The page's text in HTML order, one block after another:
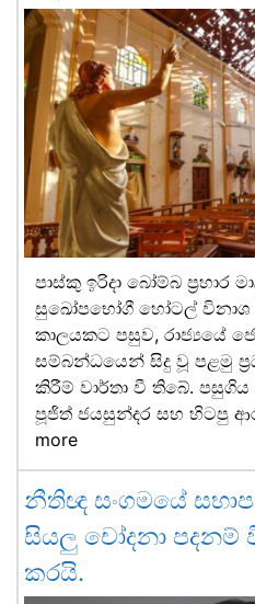
පාස්කු ඉරිදා බෝම්බ ප්‍රහාර
සුඛෝපභෝගී හෝටල් විනාශ
කාලයකට පසුව, රාජ්‍යයේ
සම්බන්ධයෙන් සිදු වූ පළමු
කිරීම් වාර්තා වී තිබේ.
පූජිත් ජයසුන්දර සහ හිටපු
more
නීතිඥ සංගමයේ
සියලු චෝදනා පදනම්
කරයි.